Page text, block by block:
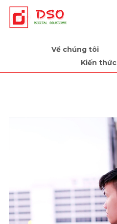
Tiếp sức cùng doanh nghiệp
Về chúng tôi
Kiến thức